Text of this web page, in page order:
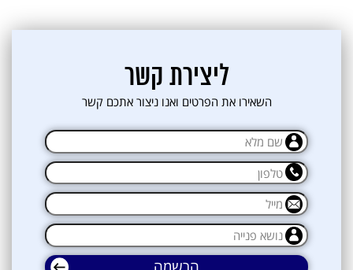
ליצירת קשר
השאירו את הפרטים ואנו ניצור אתכם קשר